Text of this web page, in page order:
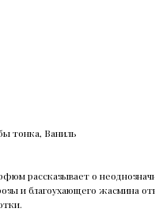
тонка, Ваниль
рассказывает о
благоухающего жасмина